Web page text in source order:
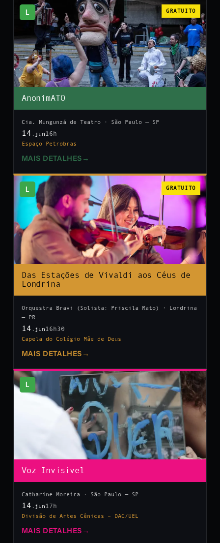
L GRATUITO
AnonimATO
Cia. Mungunzá de Teatro · São Paulo — SP
14 .jun 16h
Espaço Petrobras
MAIS DETALHES →
L GRATUITO
Das Estações de Vivaldi aos Céus de
Londrina
Orquestra Bravi (Solista: Priscila Rato) · Londrina
— PR
14 .jun 16h30
Capela do Colégio Mãe de Deus
MAIS DETALHES →
L
Voz Invisível
Catharine Moreira · São Paulo — SP
14 .jun 17h
Divisão de Artes Cênicas – DAC/UEL
MAIS DETALHES →